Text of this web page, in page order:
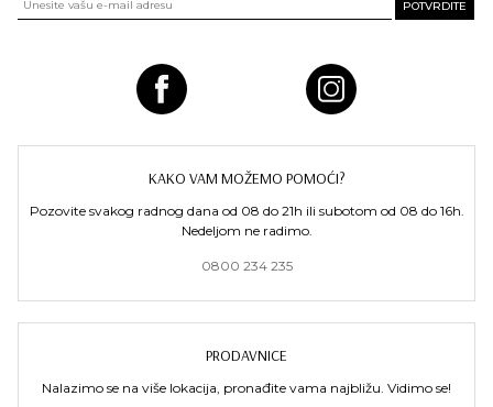
KAKO VAM MOŽEMO POMOĆI?
Pozovite svakog radnog dana od 08 do 21h ili subotom od 08 do 16h.
Nedeljom ne radimo.
0800 234 235
PRODAVNICE
Nalazimo se na više lokacija, pronađite vama najbližu. Vidimo se!